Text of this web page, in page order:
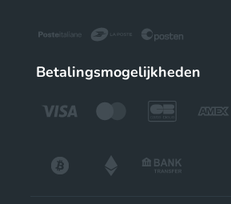
Betalingsmogelijkheden